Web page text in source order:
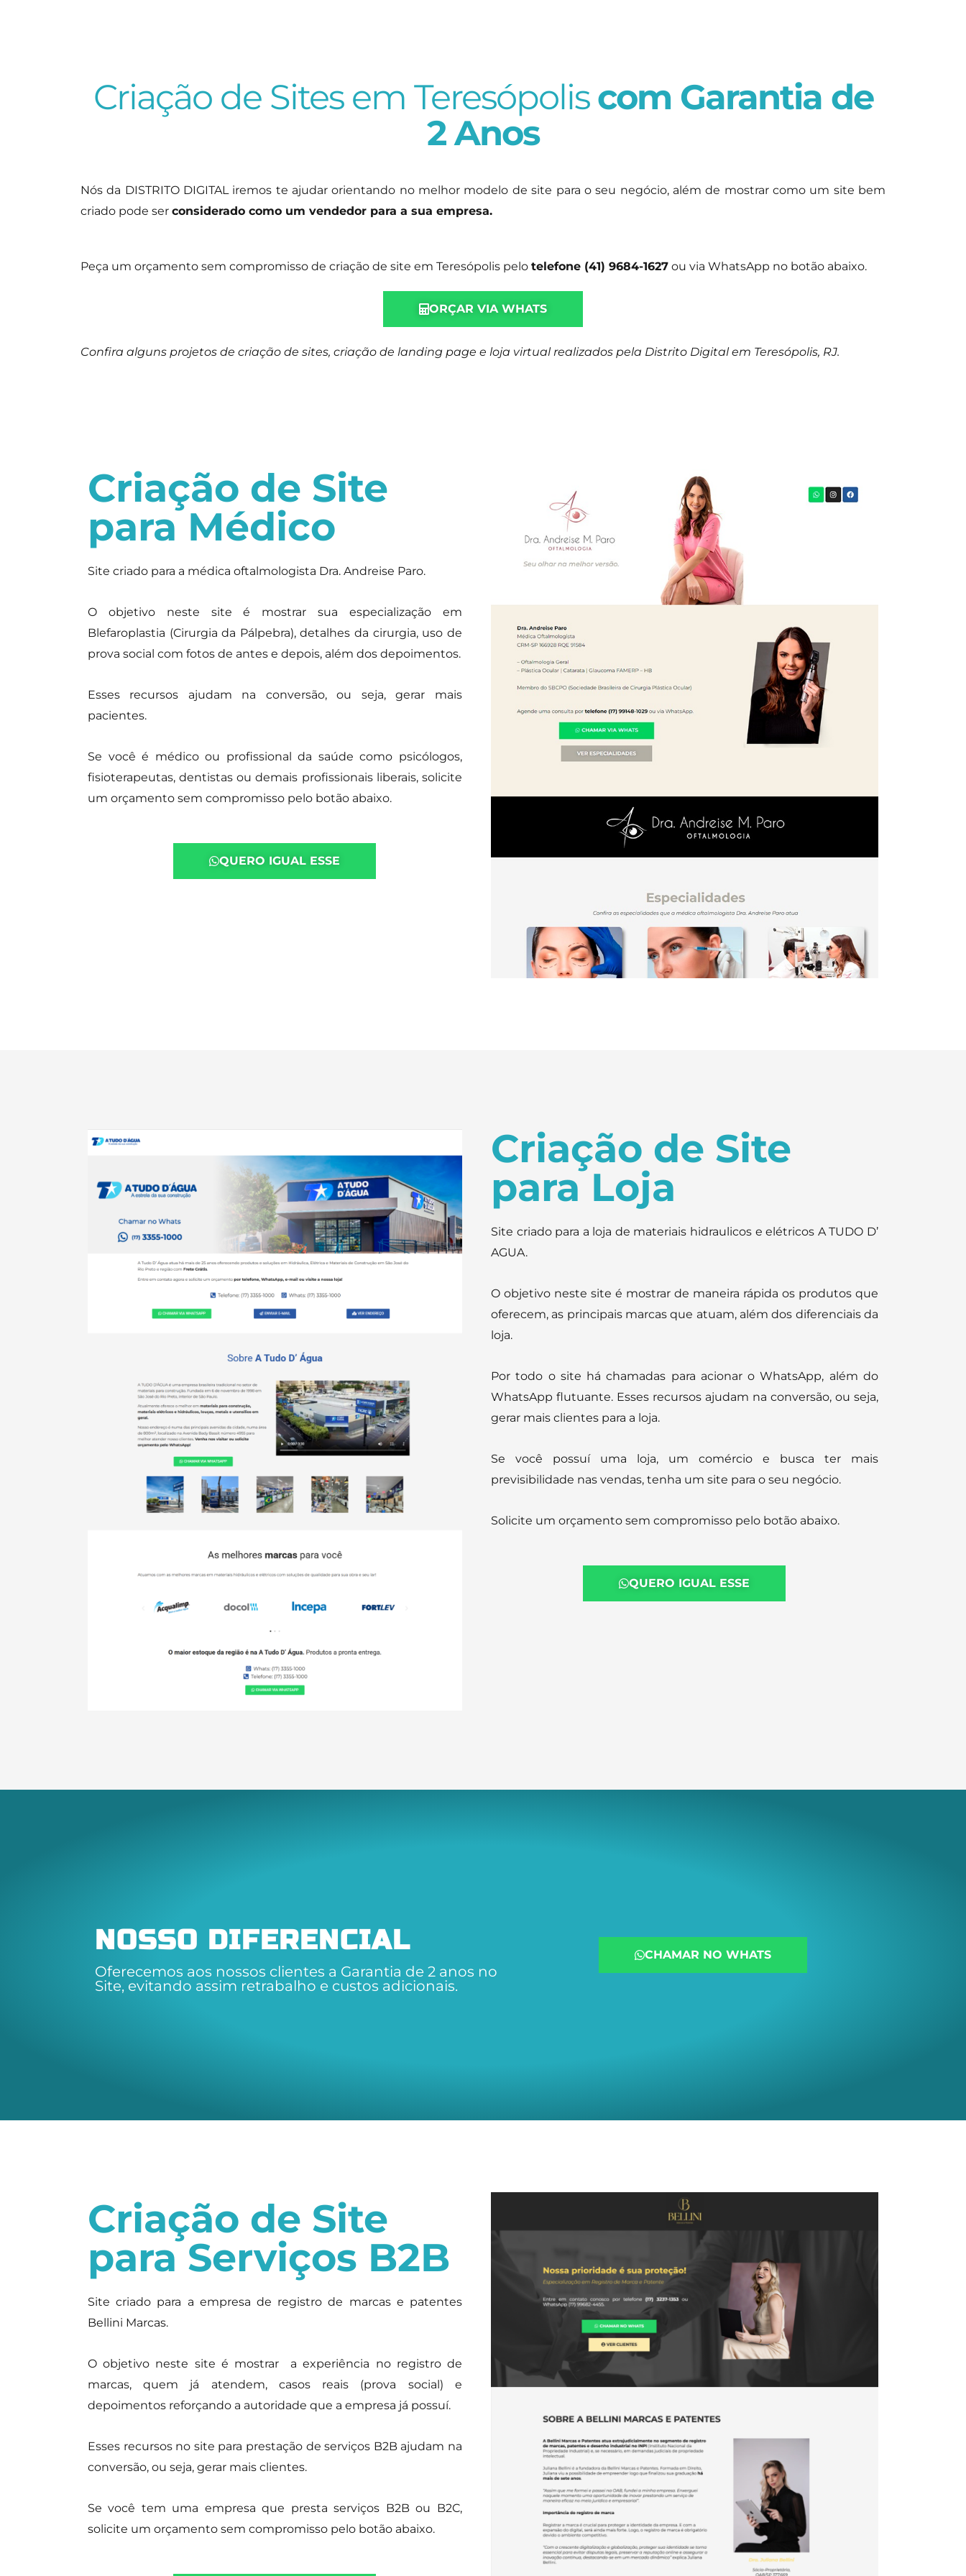
Criação de Sites em Teresópoliscom Garantia de
2 Anos
Nós da DISTRITO DIGITAL iremos te ajudar orientando no melhor modelo de site para o seu negócio, além de mostrar como um site bem
criado pode ser considerado como um vendedor para a sua empresa.
Peça um orçamento sem compromisso de criação de site em Teresópolis pelo telefone (41) 9684-1627 ou via WhatsApp no botão abaixo.
ORÇAR VIA WHATS
Confira alguns projetos de criação de sites, criação de landing page e loja virtual realizados pela Distrito Digital em Teresópolis, RJ.
Criação de Site
para Médico
Site criado para a médica oftalmologista Dra. Andreise Paro.
O objetivo neste site é mostrar sua especialização em
Blefaroplastia (Cirurgia da Pálpebra), detalhes da cirurgia, uso de
prova social com fotos de antes e depois, além dos depoimentos.
Esses recursos ajudam na conversão, ou seja, gerar mais
pacientes.
Se você é médico ou profissional da saúde como psicólogos,
fisioterapeutas, dentistas ou demais profissionais liberais, solicite
um orçamento sem compromisso pelo botão abaixo.
QUERO IGUAL ESSE
Criação de Site
para Loja
Site criado para a loja de materiais hidraulicos e elétricos A TUDO D’
AGUA.
O objetivo neste site é mostrar de maneira rápida os produtos que
oferecem, as principais marcas que atuam, além dos diferenciais da
loja.
Por todo o site há chamadas para acionar o WhatsApp, além do
WhatsApp flutuante. Esses recursos ajudam na conversão, ou seja,
gerar mais clientes para a loja.
Se você possuí uma loja, um comércio e busca ter mais
previsibilidade nas vendas, tenha um site para o seu negócio.
Solicite um orçamento sem compromisso pelo botão abaixo.
QUERO IGUAL ESSE
NOSSO DIFERENCIAL
Oferecemos aos nossos clientes a Garantia de 2 anos no
Site, evitando assim retrabalho e custos adicionais.
CHAMAR NO WHATS
Criação de Site
para Serviços B2B
Site criado para a empresa de registro de marcas e patentes
Bellini Marcas.
O objetivo neste site é mostrar a experiência no registro de
marcas, quem já atendem, casos reais (prova social) e
depoimentos reforçando a autoridade que a empresa já possuí.
Esses recursos no site para prestação de serviços B2B ajudam na
conversão, ou seja, gerar mais clientes.
Se você tem uma empresa que presta serviços B2B ou B2C,
solicite um orçamento sem compromisso pelo botão abaixo.